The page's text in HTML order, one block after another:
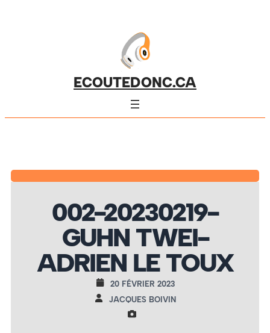
ECOUTEDONC.CA
002-20230219-
GUHN TWEI-
ADRIEN LE TOUX
20 FÉVRIER 2023
JACQUES BOIVIN